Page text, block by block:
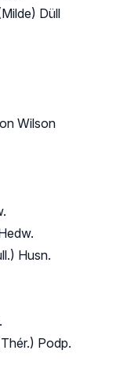
Düll
Wilson
Husn.
Podp.